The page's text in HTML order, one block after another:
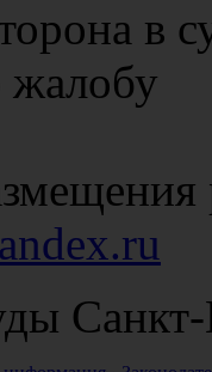
в
жалобу
Санкт-